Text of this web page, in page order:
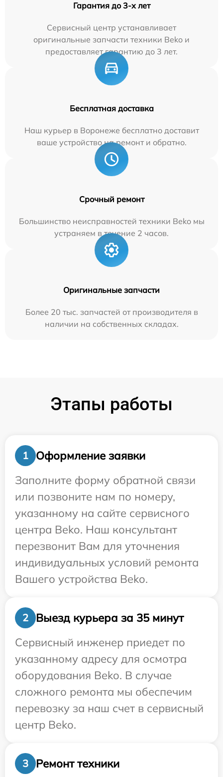
Гарантия до 3-х лет
Сервисный центр устанавливает
оригинальные запчасти техники Beko и
предоставляет гарантию до 3 лет.
Бесплатная доставка
Наш курьер в Воронеже бесплатно доставит
ваше устройство на ремонт и обратно.
Срочный ремонт
Большинство неисправностей техники Beko мы
устраняем в течение 2 часов.
Оригинальные запчасти
Более 20 тыс. запчастей от производителя в
наличии на собственных складах.
Этапы работы
1
Оформление заявки
Заполните форму обратной связи
или позвоните нам по номеру,
указанному на сайте сервисного
центра Beko. Наш консультант
перезвонит Вам для уточнения
индивидуальных условий ремонта
Вашего устройства Beko.
2
Выезд курьера за 35 минут
Сервисный инженер приедет по
указанному адресу для осмотра
оборудования Beko. В случае
сложного ремонта мы обеспечим
перевозку за наш счет в сервисный
центр Beko.
3 Ремонт техники